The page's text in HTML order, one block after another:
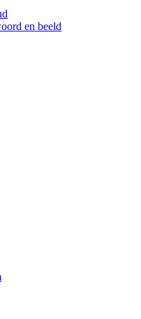
en beeld